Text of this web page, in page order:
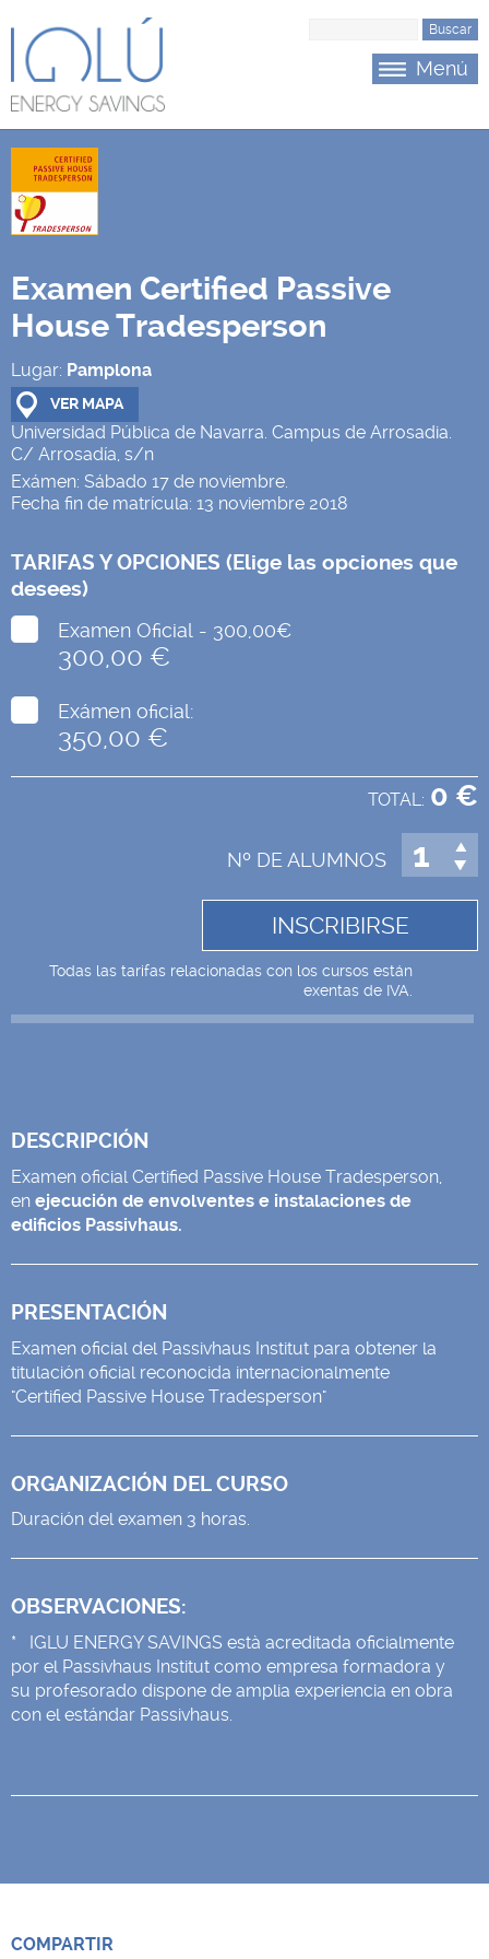
Saltar al menu principal
r
Menú
Examen Certified Passive
House Tradesperson
Lugar: Pamplona
VER MAPA
Universidad Pública de Navarra. Campus de Arrosadia.
C/ Arrosadía, s/n
Exámen: Sábado 17 de noviembre.
Fecha fin de matrícula: 13 noviembre 2018
TARIFAS Y OPCIONES (Elige las opciones que
desees)
Examen Oficial - 300,00€
300,00 €
Exámen oficial:
350,00 €
TOTAL: 0 €
Nº DE ALUMNOS
Todas las tarifas relacionadas con los cursos están
exentas de IVA.
DESCRIPCIÓN
Examen oficial Certified Passive House Tradesperson,
en ejecución de envolventes e instalaciones de
edificios Passivhaus.
PRESENTACIÓN
Examen oficial del Passivhaus Institut para obtener la
titulación oficial reconocida internacionalmente
"Certified Passive House Tradesperson"
ORGANIZACIÓN DEL CURSO
Duración del examen 3 horas.
OBSERVACIONES:
* IGLU ENERGY SAVINGS està acreditada oficialmente
por el Passivhaus Institut como empresa formadora y
su profesorado dispone de amplia experiencia en obra
con el estándar Passivhaus.
COMPARTIR